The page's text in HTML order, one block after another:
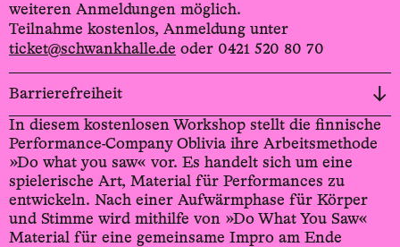
weiteren Anmeldungen möglich.
Teilnahme kostenlos, Anmeldung unter
ticket@schwankhalle.de oder 0421 520 80 70
Barrierefreiheit
In diesem kostenlosen Workshop stellt die finnische
Performance-Company Oblivia ihre Arbeitsmethode
»Do what you saw« vor. Es handelt sich um eine
spielerische Art, Material für Performances zu
entwickeln. Nach einer Aufwärmphase für Körper
und Stimme wird mithilfe von »Do What You Saw«
Material für eine gemeinsame Impro am Ende